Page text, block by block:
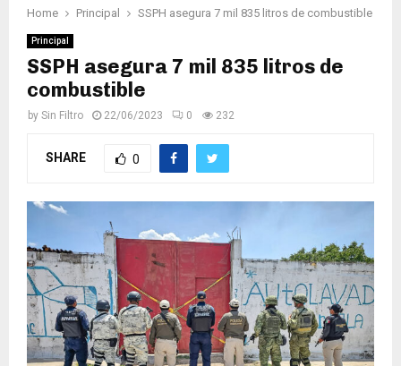
Home Principal SSPH asegura 7 mil 835 litros de combustible
Principal
SSPH asegura 7 mil 835 litros de
combustible
by Sin Filtro 22/06/2023 0 232
SHARE 0